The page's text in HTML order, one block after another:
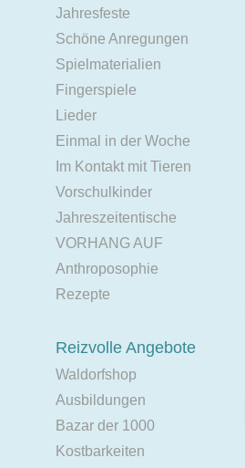
Jahresfeste
Schöne Anregungen
Spielmaterialien
Fingerspiele
Lieder
Einmal in der Woche
Im Kontakt mit Tieren
Vorschulkinder
Jahreszeitentische
VORHANG AUF
Anthroposophie
Rezepte
Reizvolle Angebote
Waldorfshop
Ausbildungen
Bazar der 1000
Kostbarkeiten